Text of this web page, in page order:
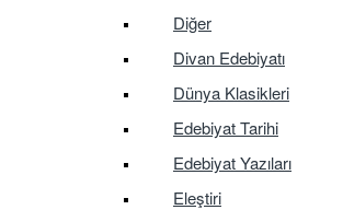
Diğer
Divan Edebiyatı
Dünya Klasikleri
Edebiyat Tarihi
Edebiyat Yazıları
Eleştiri